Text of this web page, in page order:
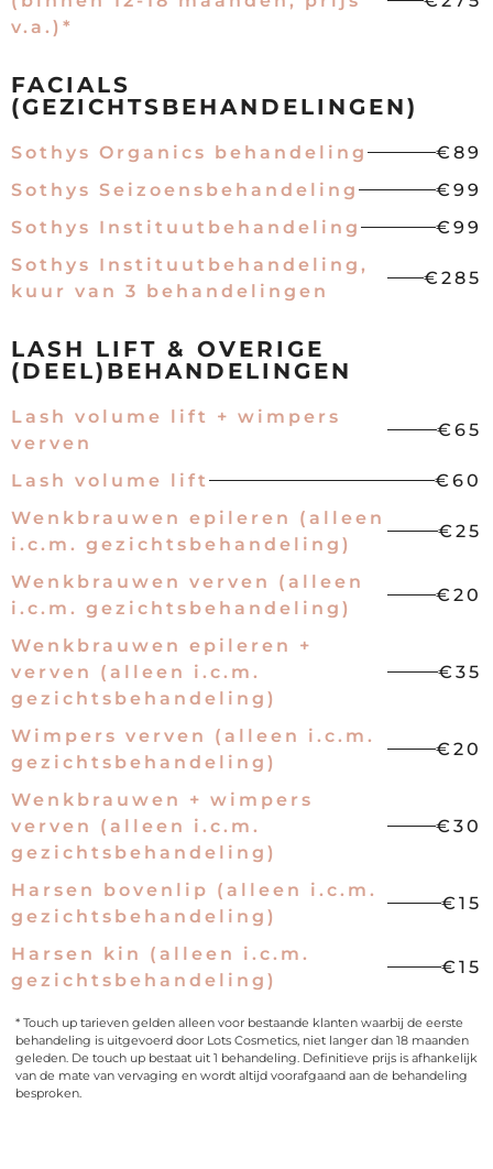
v.a.)*
FACIALS
(GEZICHTSBEHANDELINGEN)
Sothys Organics behandeling
€89
Sothys Seizoensbehandeling
€99
Sothys Instituutbehandeling
€99
Sothys Instituutbehandeling,
kuur van 3 behandelingen
€285
LASH LIFT & OVERIGE
(DEEL)BEHANDELINGEN
Lash volume lift + wimpers
verven
€65
Lash volume lift
€60
Wenkbrauwen epileren (alleen
i.c.m. gezichtsbehandeling)
€25
Wenkbrauwen verven (alleen
i.c.m. gezichtsbehandeling)
€20
Wenkbrauwen epileren +
verven (alleen i.c.m.
gezichtsbehandeling)
€35
Wimpers verven (alleen i.c.m.
gezichtsbehandeling)
€20
Wenkbrauwen + wimpers
verven (alleen i.c.m.
gezichtsbehandeling)
€30
Harsen bovenlip (alleen i.c.m.
gezichtsbehandeling)
€15
Harsen kin (alleen i.c.m.
gezichtsbehandeling)
€15
* Touch up tarieven gelden alleen voor bestaande klanten waarbij de eerste
behandeling is uitgevoerd door Lots Cosmetics, niet langer dan 18 maanden
geleden. De touch up bestaat uit 1 behandeling. Definitieve prijs is afhankelijk
van de mate van vervaging en wordt altijd voorafgaand aan de behandeling
besproken.